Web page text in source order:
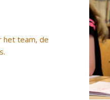
het team, de